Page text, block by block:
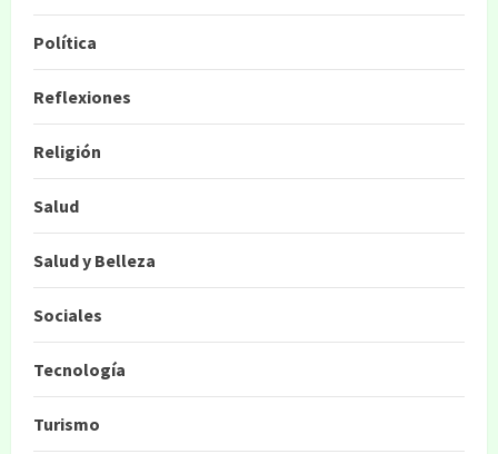
Política
Reflexiones
Religión
Salud
Salud y Belleza
Sociales
Tecnología
Turismo